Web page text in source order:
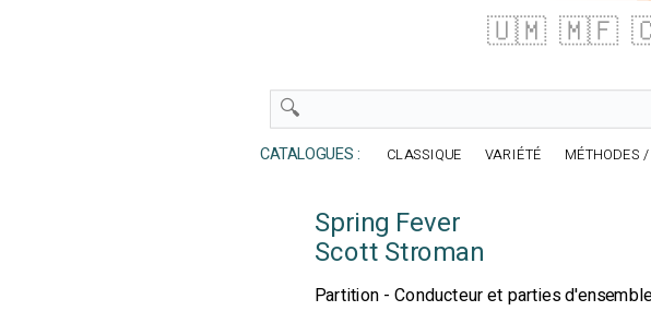
🇺🇲 🇲🇫
CATALOGUES : CLASSIQUE VARIÉTÉ MÉTHODES
Spring Fever
Scott Stroman
Partition - Conducteur et parties